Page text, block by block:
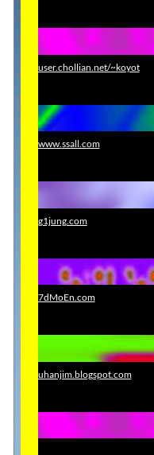
user.chollian.net/~koyot
www.ssall.com
g1jung.com
7dMoEn.com
uhanjim.blogspot.com